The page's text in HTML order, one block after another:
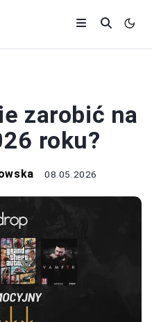
zarobić na
roku?
08.05.2026